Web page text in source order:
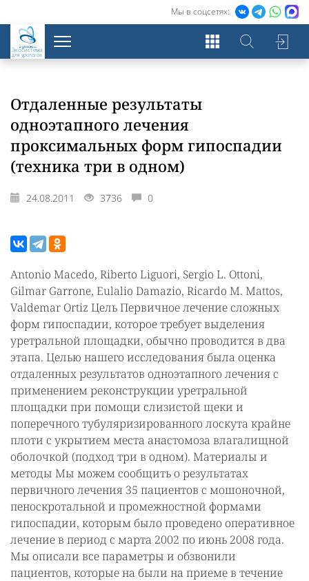
Мы в соцсетях:
Экосистема
для урологов
Отдаленные результаты
одноэтапного лечения
проксимальных форм гипоспадии
(техника три в одном)
24.08.2011 3736 0
Antonio Macedo, Riberto Liguori, Sergio L. Ottoni,
Gilmar Garrone, Eulalio Damazio, Ricardo M. Mattos,
Valdemar Ortiz Цель Первичное лечение сложных
форм гипоспадии, которое требует выделения
уретральной площадки, обычно проводится в два
этапа. Целью нашего исследования была оценка
отдаленных результатов одноэтапного лечения с
применением реконструкции уретральной
площадки при помощи слизистой щеки и
поперечного тубуляризированного лоскута крайне
плоти с укрытием места анастомоза влагалищной
оболочкой (подход три в одном). Материалы и
методы Мы можем сообщить о результатах
первичного лечения 35 пациентов с мошоночной,
пеноскротальной и промежностной формами
гипоспадии, которым было проведено оперативное
лечение в период с марта 2002 по июнь 2008 года.
Мы описали все параметры и обзвонили
пациентов, которые на были на приеме в течение